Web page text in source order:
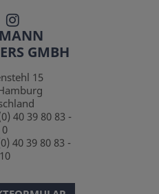
GMBH
15
40 39 80 83 -
0
40 39 80 83 -
10